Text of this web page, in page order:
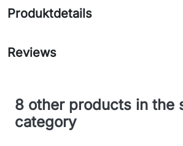
Produktdetails
Reviews
8 other products in the
category